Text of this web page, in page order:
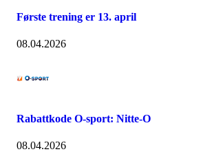
Første trening er 13. april
08.04.2026
Rabattkode O-sport: Nitte-O
08.04.2026